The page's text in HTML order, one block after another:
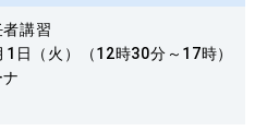
講習
日（火）（12時30分～17時）